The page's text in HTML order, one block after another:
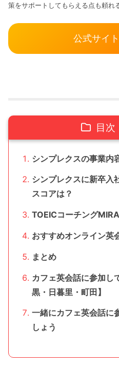
策をサポートしてもらえる点も頼れ
公式サイ
目次
シンプレクスの事業内
シンプレクスに新卒入
スコアは？
TOEICコーチング
おすすめオンライン英
まとめ
カフェ英会話に参加し
黒・日暮里・町田】
一緒にカフェ英会話に
しょう